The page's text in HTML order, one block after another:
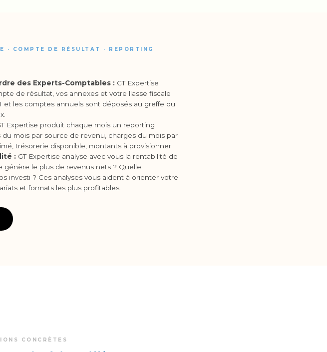
· COMPTE DE RÉSULTAT · REPORTING
des Experts-Comptables : GT Expertise
de résultat, vos annexes et votre liasse fiscale
et les comptes annuels sont déposés au greffe du
Expertise produit chaque mois un reporting
mois par source de revenu, charges du mois par
trésorerie disponible, montants à provisionner.
: GT Expertise analyse avec vous la rentabilité de
génère le plus de revenus nets ? Quelle
investi ? Ces analyses vous aident à orienter votre
et formats les plus profitables.
CONCRÈTES